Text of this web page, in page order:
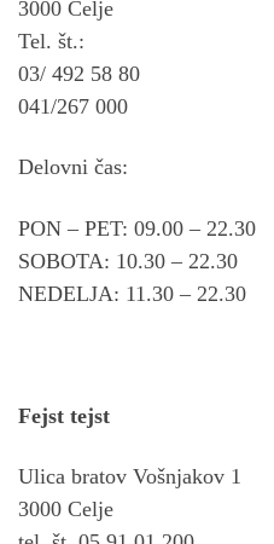
3000 Celje
Tel. št.:
03/ 492 58 80
041/267 000
Delovni čas:
PON – PET: 09.00 – 22.30
SOBOTA: 10.30 – 22.30
NEDELJA: 11.30 – 22.30
Fejst tejst
Ulica bratov Vošnjakov 1
3000 Celje